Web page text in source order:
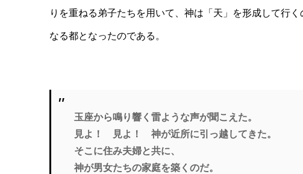
りを重ねる弟子たちを用いて、神は「天」を形成して行
なる都となったのである。
玉座から鳴り響く雷ような声が聞こえた。
見よ！ 見よ！ 神が近所に引っ越してきた。
そこに住み夫婦と共に、
神が男女たちの家庭を築くのだ。